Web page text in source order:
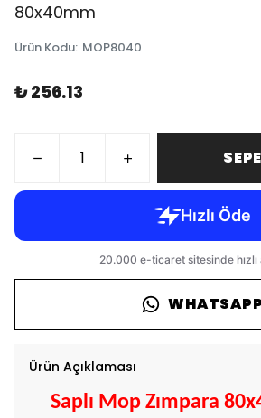
80x40mm
Ürün Kodu: MOP8040
₺ 256.13
WHATSAPP
Ürün Açıklaması
Saplı Mop Zımpara